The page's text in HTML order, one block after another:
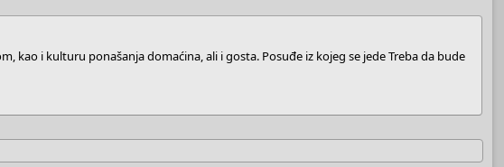
kao i kulturu ponašanja domaćina, ali i gosta. Posuđe iz kojeg se jede Treba da bude